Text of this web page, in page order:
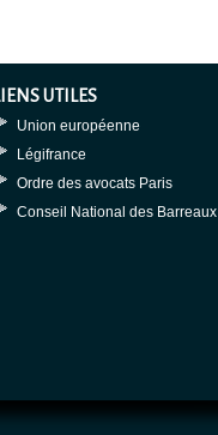
UTILES
Union européenne
Légifrance
Ordre des avocats Paris
Conseil National des Barreaux